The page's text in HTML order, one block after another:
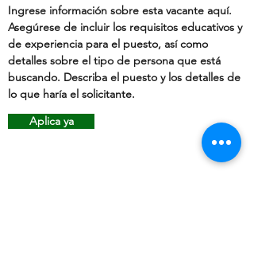
Ingrese información sobre esta vacante aquí.
Asegúrese de incluir los requisitos educativos y
de experiencia para el puesto, así como
detalles sobre el tipo de persona que está
buscando. Describa el puesto y los detalles de
lo que haría el solicitante.
Aplica ya